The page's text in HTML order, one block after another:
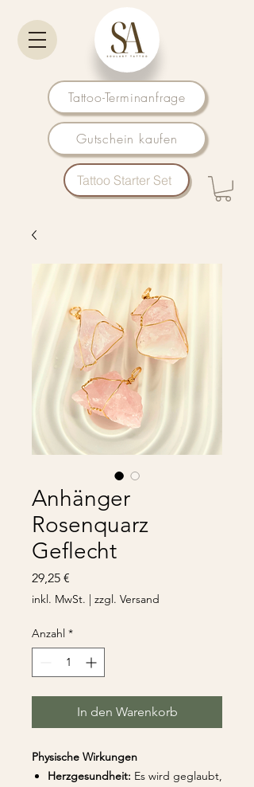
Tattoo-Terminanfrage
Gutschein kaufen
Tattoo Starter Set
Anhänger
Rosenquarz
Geflecht
29,25 €
inkl. MwSt. | zzgl. Versand
Anzahl *
In den Warenkorb
Physische Wirkungen
Herzgesundheit: Es wird geglaubt,